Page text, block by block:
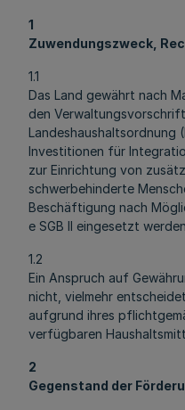
1
Zuwendungszweck,
1.1
Das Land gewährt nach
den
Landeshaushaltsordnung
Investitionen für
zur Einrichtung von
schwerbehinderte
Beschäftigung nach
e SGB II eingesetzt
1.2
Ein Anspruch auf
nicht, vielmehr
aufgrund ihres
verfügbaren
2
Gegenstand der